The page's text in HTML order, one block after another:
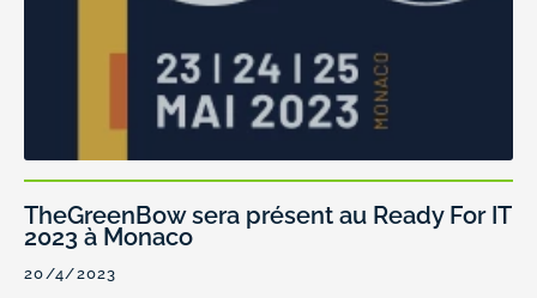
TheGreenBow sera présent au Ready For IT
2023 à Monaco
20/4/2023